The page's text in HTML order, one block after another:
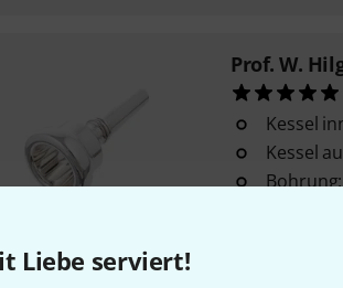
Liebe serviert!
Prof. W.
Kessel
Kessel